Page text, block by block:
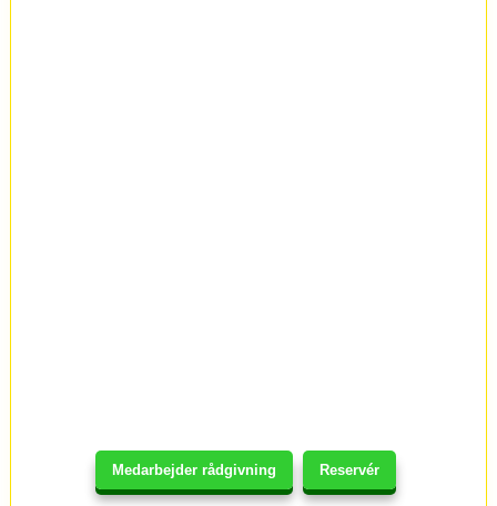
Medarbejder rådgivning Reservér